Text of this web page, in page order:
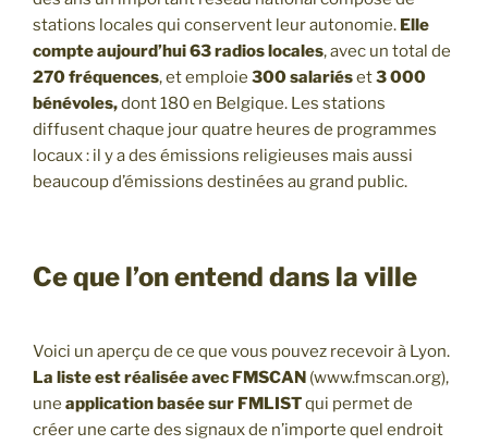
stations locales qui conservent leur autonomie. Elle
compte aujourd’hui 63 radios locales, avec un total de
270 fréquences, et emploie 300 salariéset3 000
bénévoles,dont 180 en Belgique. Les stations
diffusent chaque jour quatre heures de programmes
locaux : il y a des émissions religieuses mais aussi
beaucoup d’émissions destinées au grand public.
Ce que l’on entend dans la ville
Voici un aperçu de ce que vous pouvez recevoir à Lyon.
La liste est réalisée avec FMSCAN (www.fmscan.org),
une application basée sur FMLISTqui permet de
créer une carte des signaux de n’importe quel endroit